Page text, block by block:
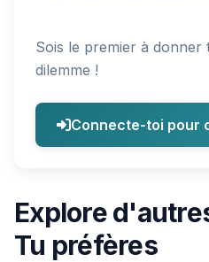
Sois le premier à donner
dilemme !
Connecte-toi pour
Explore
Tu préfères